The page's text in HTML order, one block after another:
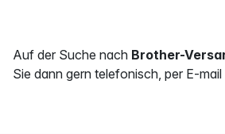
Auf der Suche nach Brother-
Sie dann gern telefonisch, per E-